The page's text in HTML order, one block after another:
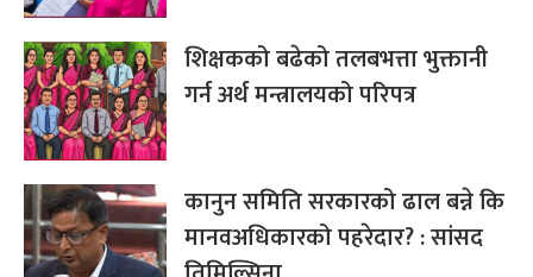
शिक्षकको बढेको तलबभत्ता भुक्तानी
गर्न अर्थ मन्त्रालयको परिपत्र
कानुन समिति सरकारको ढाल बन्ने कि
मानवअधिकारको पहरेदार? : सांसद